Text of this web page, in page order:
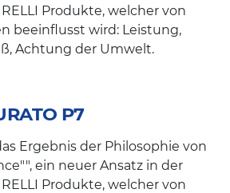
Produkte, welcher von
beeinflusst wird: Leistung,
Achtung der Umwelt.
P7
Ergebnis der Philosophie von
ein neuer Ansatz in der
Produkte, welcher von